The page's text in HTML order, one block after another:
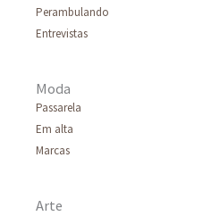
Perambulando
Entrevistas
Moda
Passarela
Em alta
Marcas
Arte